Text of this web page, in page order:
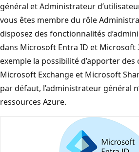
général et Administrateur
vous êtes membre du rôle
disposez des fonctionnalités
dans Microsoft Entra ID et Microsoft
exemple la possibilité d’apporter
Microsoft Exchange et Microsoft
par défaut, l’administrateur général
ressources Azure.